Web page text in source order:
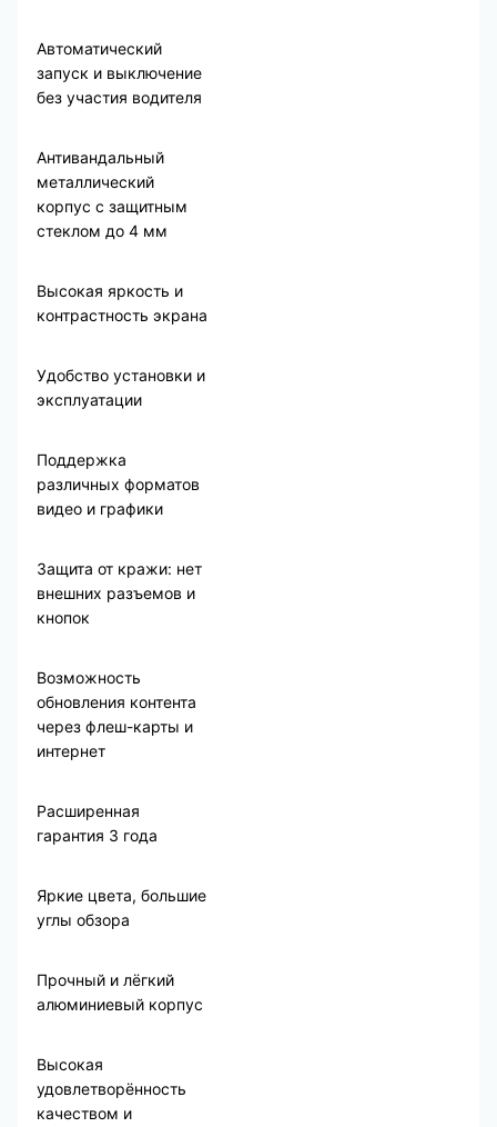
Автоматический
запуск и выключение
без участия водителя
Антивандальный
металлический
корпус с защитным
стеклом до 4 мм
Высокая яркость и
контрастность экрана
Удобство установки и
эксплуатации
Поддержка
различных форматов
видео и графики
Защита от кражи: нет
внешних разъемов и
кнопок
Возможность
обновления контента
через флеш-карты и
интернет
Расширенная
гарантия 3 года
Яркие цвета, большие
углы обзора
Прочный и лёгкий
алюминиевый корпус
Высокая
удовлетворённость
качеством и